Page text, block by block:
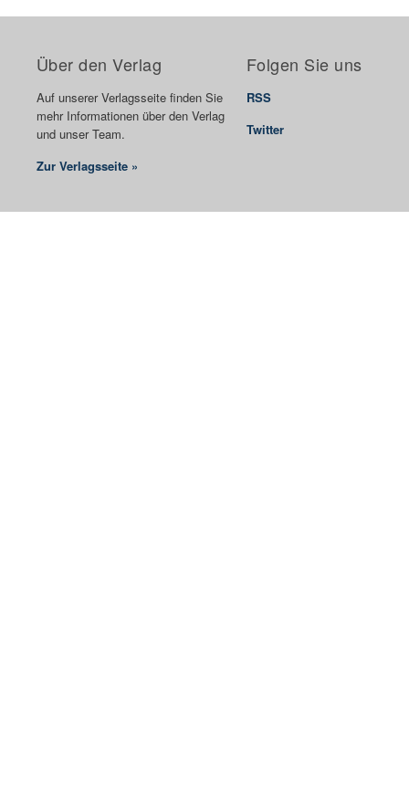
Über den Verlag
Auf unserer Verlagsseite finden Sie
mehr Informationen über den Verlag
und unser Team.
Zur Verlagsseite »
Folgen Sie uns
RSS
Twitter